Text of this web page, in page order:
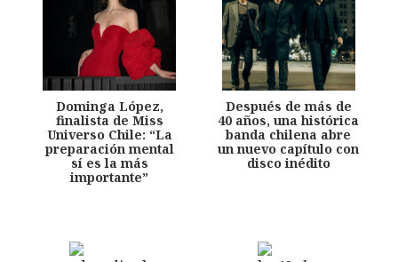
Dominga López,
finalista de Miss
Universo Chile: “La
preparación mental
sí es la más
importante”
Después de más de
40 años, una histórica
banda chilena abre
un nuevo capítulo con
disco inédito